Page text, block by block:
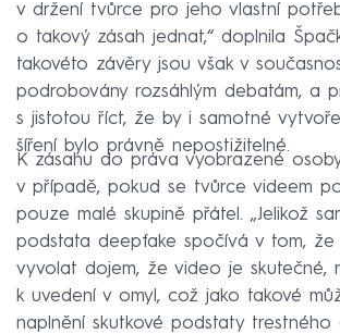
v držení tvůrce pro jeho vlastní
o takový zásah jednat,“ doplnila
takovéto závěry jsou však v
podrobovány rozsáhlým debatám, a
s jistotou říct, že by i samotné
šíření bylo právně nepostižitelné.
K zásahu do práva vyobrazené
v případě, pokud se tvůrce videem
pouze malé skupině přátel. „Jelikož
podstata deepfake spočívá v tom, že
vyvolat dojem, že video je skutečné,
k uvedení v omyl, což jako takové
naplnění skutkové podstaty trestného